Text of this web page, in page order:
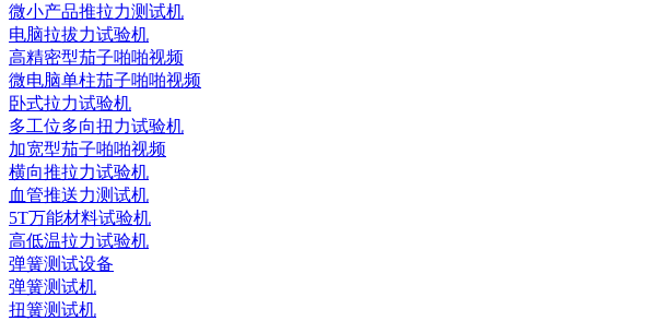
微小产品推拉力测试机
电脑拉拔力试验机
高精密型茄子啪啪视频
微电脑单柱茄子啪啪视频
卧式拉力试验机
多工位多向扭力试验机
加宽型茄子啪啪视频
横向推拉力试验机
血管推送力测试机
5T万能材料试验机
高低温拉力试验机
弹簧测试设备
弹簧测试机
扭簧测试机